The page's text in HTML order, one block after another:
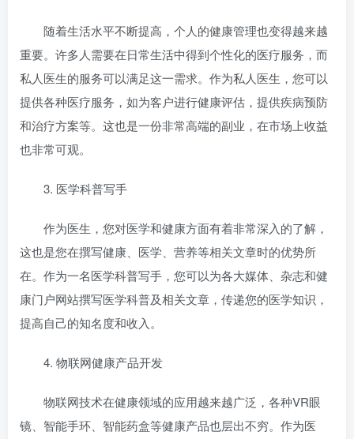
随着生活水平不断提高，个人的健康管理也变得越来越
重要。许多人需要在日常生活中得到个性化的医疗服务，而
私人医生的服务可以满足这一需求。作为私人医生，您可以
提供各种医疗服务，如为客户进行健康评估，提供疾病预防
和治疗方案等。这也是一份非常高端的副业，在市场上收益
也非常可观。
3. 医学科普写手
作为医生，您对医学和健康方面有着非常深入的了解，
这也是您在撰写健康、医学、营养等相关文章时的优势所
在。作为一名医学科普写手，您可以为各大媒体、杂志和健
康门户网站撰写医学科普及相关文章，传递您的医学知识，
提高自己的知名度和收入。
4. 物联网健康产品开发
物联网技术在健康领域的应用越来越广泛，各种VR眼
镜、智能手环、智能药盒等健康产品也层出不穷。作为医